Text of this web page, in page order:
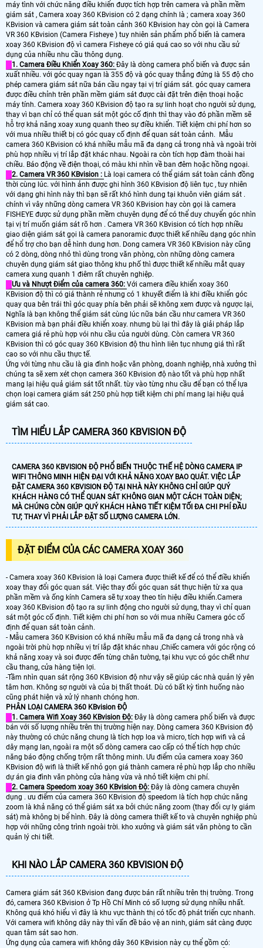
máy tình với chức năng điều khiển được tích hợp trên camera và phần mềm
giám sát , Camera xoay 360 KBvision có 2 dạng chính là ; camera xoay 360
KBvision và camera giám sát toàn cảnh 360 KBvision hay còn gọi là Camera
VR 360 KBvision (Camera Fisheye ) tuy nhiên sản phẩm phổ biến là camera
xoay 360 KBvision độ vì camera Fisheye có giá quá cao so với nhu cầu sử
dụng của nhiều nhu cầu thông dụng.
1. Camera Điều Khiển Xoay 360: Đây là dòng camera phổ biến và được sản
xuất nhiều. với góc quay ngan là 355 độ và góc quay thẳng đứng là 55 độ cho
phép camera giám sát nữa bán cầu ngay tại vị trí giám sát. góc quay camera
được điều chỉnh trên phần mềm giám sát được cài đặt trên điện thoại hoặc
máy tính. Camera xoay 360 KBvision độ tạo ra sự linh hoạt cho người sử dụng,
thay vì bạn chỉ có thể quan sát một góc cố định thì thay vào đó phần mềm sẽ
hỗ trợ khả năng xoay xung quanh theo sự điều khiển. Tiết kiệm chi phí hơn so
với mua nhiều thiết bị có góc quay cố định để quan sát toàn cảnh. Mẫu
camera 360 KBvision có khá nhiều mẫu mã đa dạng cả trong nhà và ngoài trời
phù hợp nhiều vị trí lắp đặt khác nhau. Ngoài ra còn tích hợp đàm thoài hai
chiều. Báo động về điện thoại, có màu khi nhìn về ban đêm hoặc hồng ngoại.
2. Camera VR 360 KBvision : Là loại camera có thể giám sát toàn cảnh đồng
thời cùng lúc. với hình ảnh được ghi hình 360 KBvision độ liên tục , tuy nhiên
với dạng ghi hình này thì bạn sẽ rất khó hình dung tại khuôn viên giám sát .
chính vì vây những dòng camera VR 360 KBvision hay còn gọi là camera
FISHEYE được sử dụng phần mềm chuyên dụng để có thể duy chuyển góc nhìn
tại vị trí muốn giám sát rõ hơn . Camera VR 360 KBvision có tích hợp nhiều
giao diện giám sát gọi là camera panoramic được thiết kế nhiều dạng góc nhìn
để hổ trợ cho bạn dễ hình dung hơn. Dong camera VR 360 KBvision này cũng
có 2 dòng, dòng nhỏ thì dùng trong văn phòng, còn những dòng camera
chuyên dụng giám sát giao thông khu phố thì được thiết kế nhiều mắt quay
camera xung quanh 1 điêm rất chuyên nghiệp.
Ưu và Nhượt Điểm của camera 360: Với camera điều khiển xoay 360
KBvision độ thì có giá thành rẻ nhưng có 1 khuyết điểm là khi điều khiển góc
quay qua bên trái thì góc quay phía bên phải sẽ không xem được và ngược lại,
Nghĩa là bạn không thể giám sát cùng lúc nữa bán cầu như camera VR 360
KBvision mà bạn phải điều khiển xoay. nhưng bù lại thì đây là giải pháp lắp
camera giá rẻ phù hợp vói nhu cầu của người dùng. Còn camera VR 360
KBvision thì có góc quay 360 KBvision độ thu hình liên tục nhưng giá thì rất
cao so với nhu cầu thực tế.
Ứng với từng nhu cầu là gia đình hoặc văn phòng, doanh nghiệp, nhà xưởng thì
chúng ta sẽ xem xét chọn camera 360 KBvision độ nào tốt và phù hợp nhất
mang lại hiệu quả giám sát tốt nhất. tùy vào từng nhu cầu để bạn có thể lựa
chọn loại camera giám sát 250 phù hợp tiết kiệm chi phí mang lại hiệu quả
giám sát cao.
TÌM HIỂU LẮP CAMERA 360 KBVISION ĐỘ
CAMERA 360 KBVISION ĐỘ PHỔ BIẾN THUỘC THẾ HỆ DÒNG CAMERA IP
WIFI THÔNG MINH HIỆN ĐẠI VỚI KHẢ NĂNG XOAY BAO QUÁT. VIỆC LẮP
ĐẶT CAMERA 360 KBVISION ĐỘ TẠI NHÀ NÀY KHÔNG CHỈ GIÚP QUÝ
KHÁCH HÀNG CÓ THỂ QUAN SÁT KHÔNG GIAN MỘT CÁCH TOÀN DIỆN;
MÀ CHÚNG CÒN GIÚP QUÝ KHÁCH HÀNG TIẾT KIỆM TỐI ĐA CHI PHÍ ĐẦU
TƯ; THAY VÌ PHẢI LẮP ĐẶT SỐ LƯỢNG CAMERA LỚN.
ĐẶT ĐIỂM CỦA CÁC CAMERA XOAY 360
- Camera xoay 360 KBvision là loại Camera được thiết kế để có thể điều khiển
xoay thay đổi góc quan sát. Việc thay đổi góc quan sát thực hiện từ xa qua
phần mềm và ống kính Camera sẽ tự xoay theo tín hiệu điều khiển.Camera
xoay 360 KBvision độ tạo ra sự linh động cho người sử dụng, thay vì chỉ quan
sát một góc cố định. Tiết kiệm chi phí hơn so với mua nhiều Camera góc cố
định để quan sát toàn cảnh.
- Mẫu camera 360 KBvision có khá nhiều mẫu mã đa dạng cả trong nhà và
ngoài trời phù hợp nhiều vị trí lắp đặt khác nhau ,Chiếc camera với góc rộng có
khả năng xoay và soi được đến từng chân tường, tại khu vực có góc chết như
cầu thang, cửa hàng tiện lợi.
-Tầm nhìn quan sát rộng 360 KBvision độ như vậy sẽ giúp các nhà quản lý yên
tâm hơn. Không sợ người và của bị thất thoát. Dù có bất kỳ tình huống nào
cũng phát hiện và xử lý nhanh chóng hơn.
PHÂN LOẠI CAMERA 360 KBvision ĐỘ
1. Camera Wifi Xoay 360 KBvision Độ: Đây là dòng camera phổ biến và được
bán với số lượng nhiều trên thị trường hiện nay. Dòng camera 360 KBvision độ
này thường có chức năng chung là tích hợp loa và micro, tích hợp wifi và cả
dây mạng lan, ngoài ra một số dòng camera cao cấp có thể tích hợp chức
năng báo động chống trộm rất thông minh. Ưu điểm của camera xoay 360
KBvision độ wifi là thiết kế nhỏ gọn giá thành camera rẻ phù hợp lắp cho nhiều
dự án gia đình văn phòng cửa hàng vừa và nhỏ tiết kiệm chi phí.
2. Camera Speedom xoay 360 KBvision Độ: Đây là dòng camera chuyên
dụng . ưu điểm của camera 360 KBvision độ speedom là tích hợp chức năng
zoom là khả năng có thể giám sát xa bởi chức năng zoom (thay đổi cự ly giám
sát) mà không bị bể hình. Đây là dòng camera thiết kế to và chuyên nghiệp phù
hợp với những công trình ngoài trời. kho xưởng và giám sát văn phòng to cần
quản lý chi tiết.
KHI NÀO LẮP CAMERA 360 KBVISION ĐỘ
Camera giám sát 360 KBvision đang được bán rất nhiều trên thị trường. Trong
đó, camera 360 KBvision ở Tp Hồ Chí Minh có số lượng sử dụng nhiều nhất.
Không quá khó hiểu vì đây là khu vực thành thị có tốc độ phát triển cực nhanh.
Với camera wifi không dây này thì vấn đề bảo vệ an ninh, giám sát càng được
quan tâm sát sao hơn.
Ứng dụng của camera wifi không dây 360 KBvision này cụ thể gồm có: